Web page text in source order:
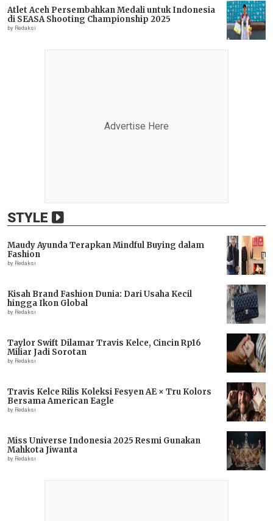
Atlet Aceh Persembahkan Medali untuk Indonesia
di SEASA Shooting Championship 2025
by Redaksi
Advertise Here
STYLE
Maudy Ayunda Terapkan Mindful Buying dalam
Fashion
by Redaksi
Kisah Brand Fashion Dunia: Dari Usaha Kecil
hingga Ikon Global
by Redaksi
Taylor Swift Dilamar Travis Kelce, Cincin Rp16
Miliar Jadi Sorotan
by Redaksi
Travis Kelce Rilis Koleksi Fesyen AE × Tru Kolors
Bersama American Eagle
by Redaksi
Miss Universe Indonesia 2025 Resmi Gunakan
Mahkota Jiwanta
by Redaksi